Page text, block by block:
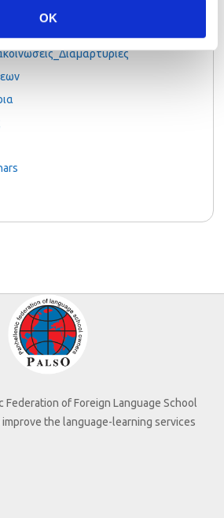
OK
Federation of Foreign Language School
the language-learning services